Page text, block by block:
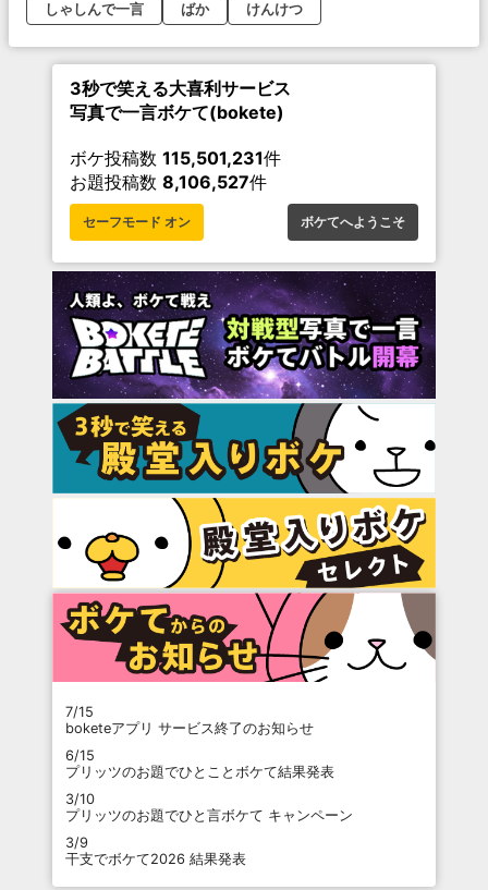
しゃしんで一言
ばか けんけつ
3秒で笑える大喜利サービス
写真で一言ボケて(bokete)
ボケ投稿数 115,501,231件
お題投稿数 8,106,527件
セーフモード オン ボケてへようこそ
7/15
boketeアプリ サービス終了のお知らせ
6/15
プリッツのお題でひとことボケて結果発表
3/10
プリッツのお題でひと言ボケて キャンペーン
3/9
干支でボケて2026 結果発表